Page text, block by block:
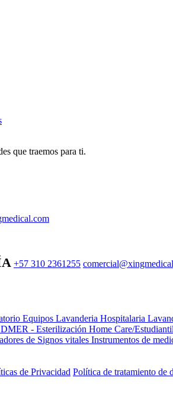
que traemos para ti.
+57 310 2361255
Equipos Lavanderia Hospitalaria
DMER - Esterilización Home Care/Estudiantil
de Signos vitales Instrumentos de
de Privacidad Política de tratamiento de